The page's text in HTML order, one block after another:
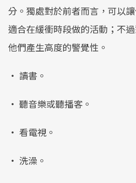
分。獨處對於前者而言，可以
適合在緩衝時段做的活動；不
他們產生高度的警覺性。
• 讀書。
• 聽音樂或聽播客。
• 看電視。
• 洗澡。